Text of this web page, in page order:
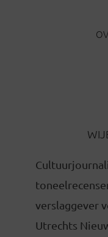
verslaggever
Utrechts